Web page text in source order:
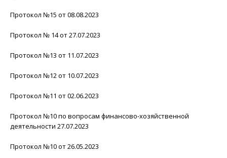
Протокол №15 от 08.08.2023
Протокол № 14 от 27.07.2023
Протокол №13 от 11.07.2023
Протокол №12 от 10.07.2023
Протокол №11 от 02.06.2023
Протокол №10 по вопросам финансово-хозяйственной
деятельности 27.07.2023
Протокол №10 от 26.05.2023